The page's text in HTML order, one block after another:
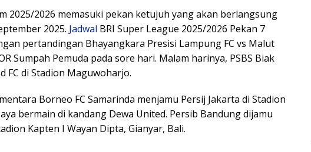
2025/2026 memasuki pekan ketujuh yang akan berlangsung
2025. Jadwal BRI Super League 2025/2026 Pekan 7
pertandingan Bhayangkara Presisi Lampung FC vs Malut
Sumpah Pemuda pada sore hari. Malam harinya, PSBS Biak
FC di Stadion Maguwoharjo.
Borneo FC Samarinda menjamu Persij Jakarta di Stadion
bermain di kandang Dewa United. Persib Bandung dijamu
Kapten I Wayan Dipta, Gianyar, Bali.